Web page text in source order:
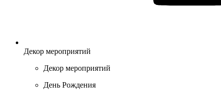
Декор мероприятий
Декор мероприятий
День Рождения